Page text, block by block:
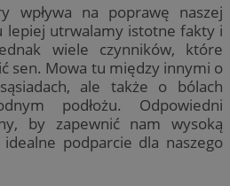
wpływa na poprawę naszej
lepiej utrwalamy istotne fakty i
wiele czynników, które
sen. Mowa tu między innymi o
ale także o bólach
podłożu. Odpowiedni
by zapewnić nam wysoką
podparcie dla naszego